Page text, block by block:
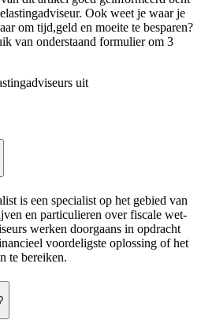
Ook weet je waar je
om tijd,geld en moeite te besparen?
van onderstaand formulier om 3
uit
is een specialist op het gebied van
en particulieren over fiscale wet-
werken doorgaans in opdracht
voordeligste oplossing of het
te bereiken.